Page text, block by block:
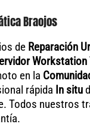
Braojos
de Reparación
en la
rápida In situ
Todos nuestros